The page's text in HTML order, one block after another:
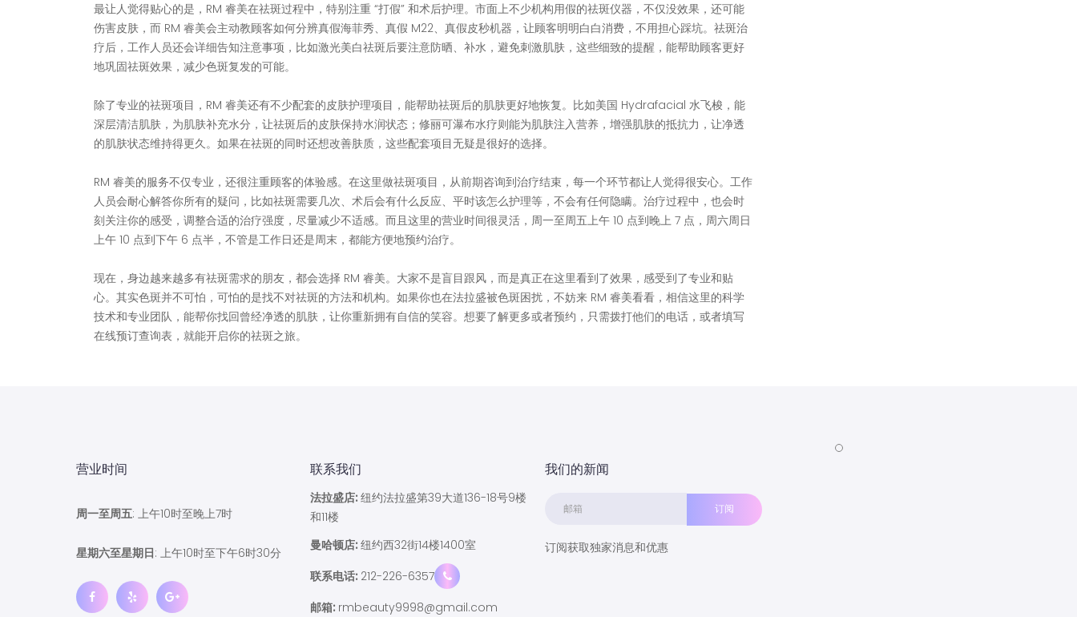
最让人觉得贴心的是，RM 睿美在祛斑过程中，特别注重 “打假” 和术后护理。市面上不少机构用假的祛斑仪器，不仅没效果，还可能
伤害皮肤，而 RM 睿美会主动教顾客如何分辨真假海菲秀、真假 M22、真假皮秒机器，让顾客明明白白消费，不用担心踩坑。祛斑治
疗后，工作人员还会详细告知注意事项，比如激光美白祛斑后要注意防晒、补水，避免刺激肌肤，这些细致的提醒，能帮助顾客更好
地巩固祛斑效果，减少色斑复发的可能。
除了专业的祛斑项目，RM 睿美还有不少配套的皮肤护理项目，能帮助祛斑后的肌肤更好地恢复。比如美国 Hydrafacial 水飞梭，能
深层清洁肌肤，为肌肤补充水分，让祛斑后的皮肤保持水润状态；修丽可瀑布水疗则能为肌肤注入营养，增强肌肤的抵抗力，让净透
的肌肤状态维持得更久。如果在祛斑的同时还想改善肤质，这些配套项目无疑是很好的选择。
RM 睿美的服务不仅专业，还很注重顾客的体验感。在这里做祛斑项目，从前期咨询到治疗结束，每一个环节都让人觉得很安心。工作
人员会耐心解答你所有的疑问，比如祛斑需要几次、术后会有什么反应、平时该怎么护理等，不会有任何隐瞒。治疗过程中，也会时
刻关注你的感受，调整合适的治疗强度，尽量减少不适感。而且这里的营业时间很灵活，周一至周五上午 10 点到晚上 7 点，周六周日
上午 10 点到下午 6 点半，不管是工作日还是周末，都能方便地预约治疗。
现在，身边越来越多有祛斑需求的朋友，都会选择 RM 睿美。大家不是盲目跟风，而是真正在这里看到了效果，感受到了专业和贴
心。其实色斑并不可怕，可怕的是找不对祛斑的方法和机构。如果你也在法拉盛被色斑困扰，不妨来 RM 睿美看看，相信这里的科学
技术和专业团队，能帮你找回曾经净透的肌肤，让你重新拥有自信的笑容。想要了解更多或者预约，只需拨打他们的电话，或者填写
在线预订查询表，就能开启你的祛斑之旅。
营业时间
周一至周五: 上午10时至晚上7时
星期六至星期日: 上午10时至下午6时30分
联系我们
法拉盛店: 纽约法拉盛第39大道136-18号9楼
和11楼
曼哈顿店: 纽约西32街14楼1400室
联系电话: 212-226-6357
邮箱: rmbeauty9998@gmail.com
我们的新闻
订阅获取独家消息和优惠